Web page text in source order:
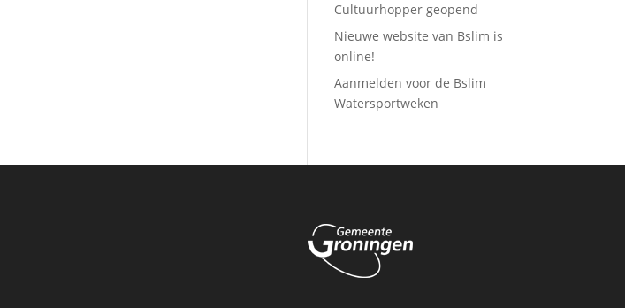
Cultuurhopper geopend
Nieuwe website van Bslim is
online!
Aanmelden voor de Bslim
Watersportweken